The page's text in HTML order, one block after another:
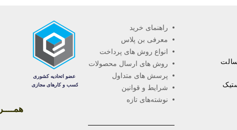
راهنمای خرید
معرفی بن پلاس
انواع روش های پرداخت
روش های ارسال محصولات
پرسش های متداول
شرایط و قوانین
نوشته‌های تازه